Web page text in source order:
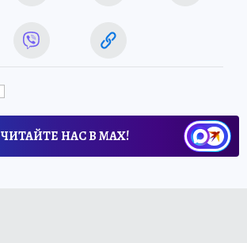
ЧИТАЙТЕ НАС В МАХ!